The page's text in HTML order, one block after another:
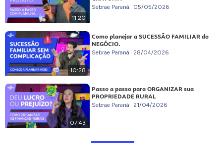
11:20
Sebrae Paraná 05/05/2026
10:28
Como planejar a SUCESSÃO FAMILIAR do
NEGÓCIO.
Sebrae Paraná 28/04/2026
07:43
Passo a passo para ORGANIZAR sua
PROPRIEDADE RURAL
Sebrae Paraná 21/04/2026